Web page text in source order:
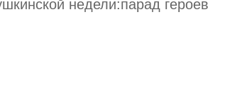
недели:парад героев